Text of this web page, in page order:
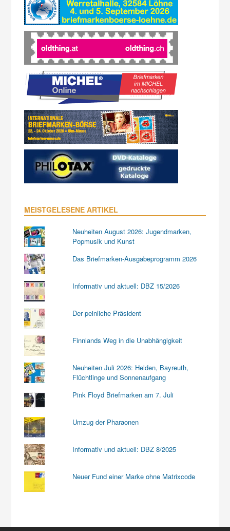
MEISTGELESENE ARTIKEL
Neuheiten August 2026: Jugendmarken,
Popmusik und Kunst
Das Briefmarken-Ausgabeprogramm 2026
Informativ und aktuell: DBZ 15/2026
Der peinliche Präsident
Finnlands Weg in die Unabhängigkeit
Neuheiten Juli 2026: Helden, Bayreuth,
Flüchtlinge und Sonnenaufgang
Pink Floyd Briefmarken am 7. Juli
Umzug der Pharaonen
Informativ und aktuell: DBZ 8/2025
Neuer Fund einer Marke ohne Matrixcode